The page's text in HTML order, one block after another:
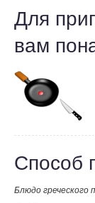
Для
вам
Способ
Блюдо греческого